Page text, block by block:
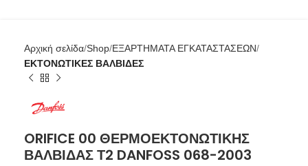
Αρχική σελίδα Shop ΕΞΑΡΤΗΜΑΤΑ ΕΓΚΑΤΑΣΤΑΣΕΩΝ
ΕΚΤΟΝΩΤΙΚΕΣ ΒΑΛΒΙΔΕΣ
ORIFICE 00 ΘΕΡΜΟΕΚΤΟΝΩΤΙΚΗΣ
ΒΑΛΒΙΔΑΣ Τ2 DANFOSS 068-2003